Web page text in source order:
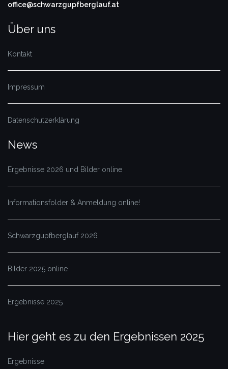
office@schwarzgupfberglauf.at
Über uns
Kontakt
Impressum
Datenschutzerklärung
News
Ergebnisse 2026 und Bilder online
Informationsfolder & Anmeldung online!
Schwarzgupfberglauf 2026
Bilder 2025 online
Ergebnisse 2025
Hier geht es zu den Ergebnissen 2025
Ergebnisse